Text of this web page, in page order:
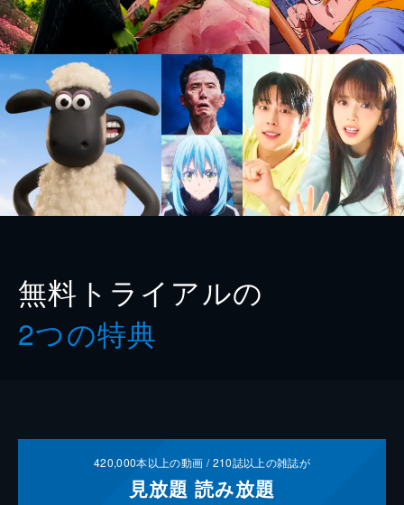
無料トライアルの
2つの特典
420,000本以上の動画 /210誌以上の雑誌が
見放題 読み放題